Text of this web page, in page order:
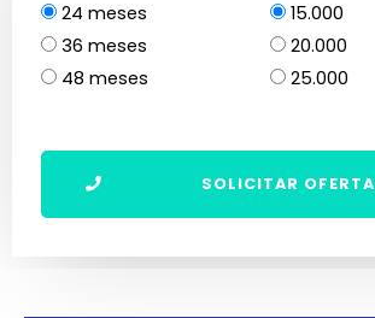
24 meses
36 meses
48 meses
15.000
20.000
25.000
SOLICITAR OFERTA